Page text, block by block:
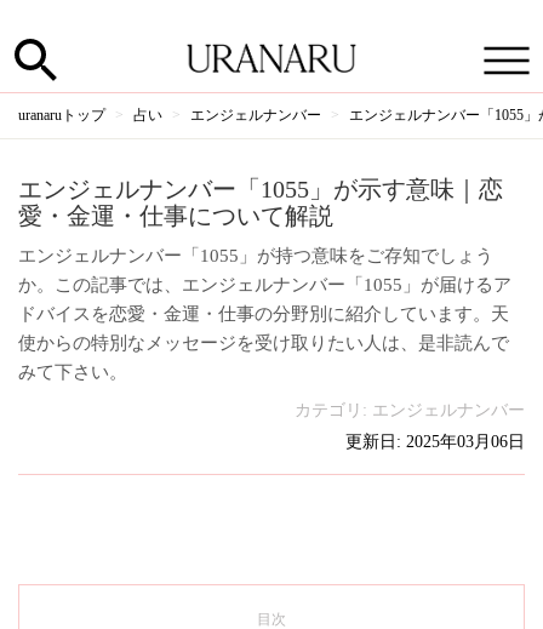
uranaruトップ 占い エンジェルナンバー エンジェルナンバー「1055
エンジェルナンバー「1055」が示す意味｜恋
愛・金運・仕事について解説
エンジェルナンバー「1055」が持つ意味をご存知でしょう
か。この記事では、エンジェルナンバー「1055」が届けるア
ドバイスを恋愛・金運・仕事の分野別に紹介しています。天
使からの特別なメッセージを受け取りたい人は、是非読んで
みて下さい。
カテゴリ: エンジェルナンバー
更新日: 2025年03月06日
目次